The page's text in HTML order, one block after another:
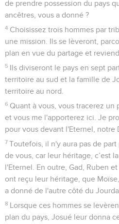
de prendre possession du pays
ancêtres, vous a donné ?
4 Choisissez trois hommes par
une mission. Ils se lèveront,
plan en vue du partage et
5 Ils diviseront le pays en sept
territoire au sud et la famille de
territoire au nord.
6 Quant à vous, vous tracerez un
et vous me l'apporterez ici. Je
pour vous devant l'Eternel, notre
7 Toutefois, il n'y aura pas de
de vous, car leur héritage, c’est
l'Eternel. En outre, Gad, Ruben
ont reçu leur héritage, que
a donné de l'autre côté du
8 Lorsque ces hommes se
plan du pays, Josué leur donna